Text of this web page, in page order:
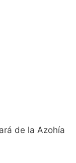
de la Azohía